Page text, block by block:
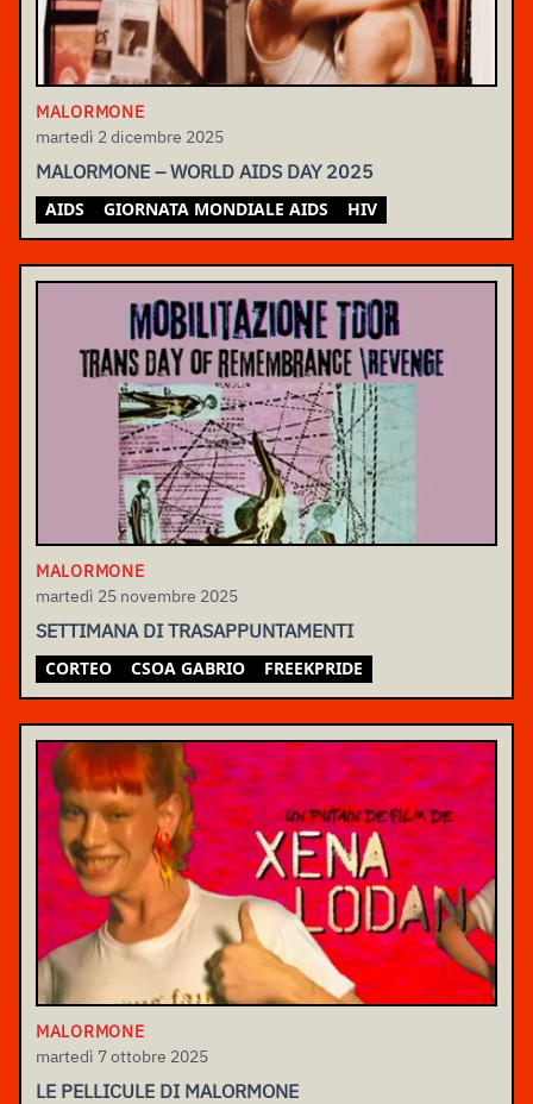
MALORMONE
martedì 2 dicembre 2025
MALORMONE – WORLD AIDS DAY 2025
AIDS GIORNATA MONDIALE AIDS HIV
MALORMONE
martedì 25 novembre 2025
SETTIMANA DI TRASAPPUNTAMENTI
CORTEO CSOA GABRIO FREEKPRIDE
MALORMONE
martedì 7 ottobre 2025
LE PELLICULE DI MALORMONE